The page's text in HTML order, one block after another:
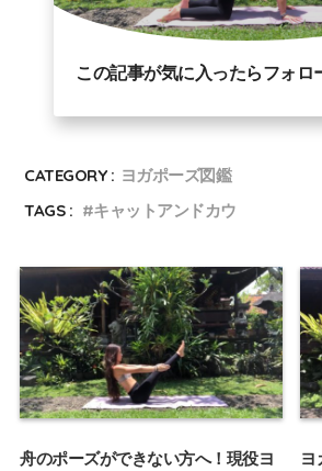
この記事が気に入ったらフォロ
CATEGORY : ヨガポーズ図鑑
TAGS :
キャットアンドカウ
舟のポーズができない方へ！現役ヨ ヨ